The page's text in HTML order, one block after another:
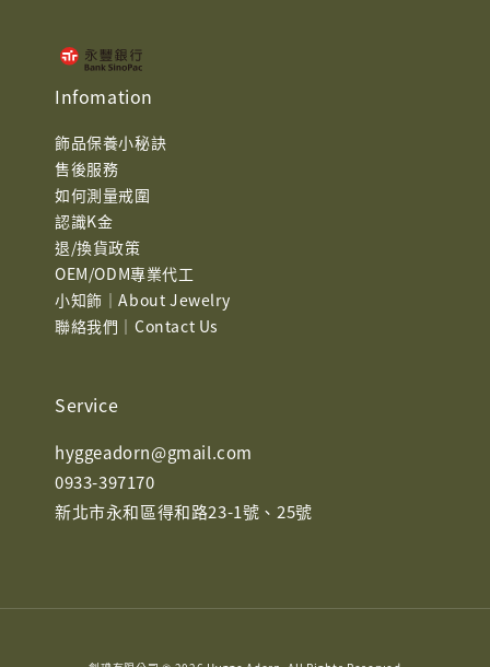
Infomation
飾品保養小秘訣
售後服務
如何測量戒圍
認識K金
退/換貨政策
OEM/ODM專業代工
小知飾｜About Jewelry
聯絡我們｜Contact Us
Service
hyggeadorn@gmail.com
0933-397170
新北市永和區得和路23-1號、25號